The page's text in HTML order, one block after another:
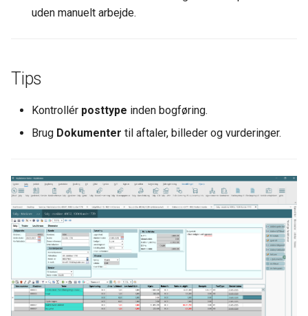
uden manuelt arbejde.
Tips
Kontrollér posttype inden bogføring.
Brug Dokumenter til aftaler, billeder og vurderinger.